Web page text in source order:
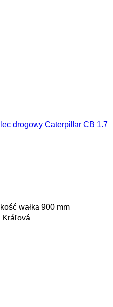
drogowy Caterpillar CB 1.7
wałka 900 mm
Kráľová